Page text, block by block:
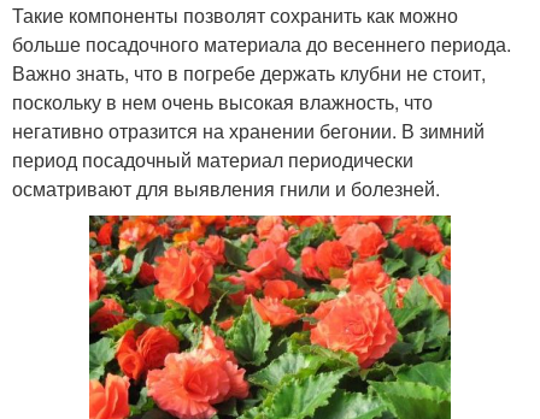
Такие компоненты позволят сохранить как можно
больше посадочного материала до весеннего периода.
Важно знать, что в погребе держать клубни не стоит,
поскольку в нем очень высокая влажность, что
негативно отразится на хранении бегонии. В зимний
период посадочный материал периодически
осматривают для выявления гнили и болезней.